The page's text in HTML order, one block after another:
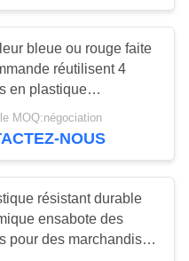
bleue ou rouge faite
réutilisent 4
en plastique
de manière pour 2 T
MOQ:négociation
NOUS
résistant durable
ensabote des
pour des marchandises